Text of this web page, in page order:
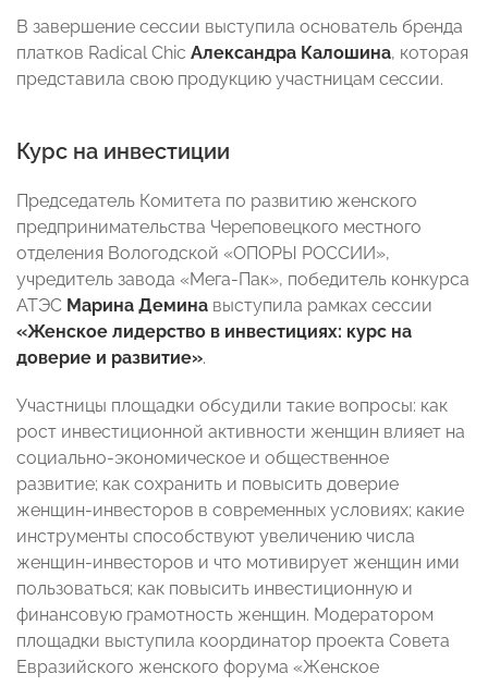
В завершение сессии выступила основатель бренда
платков Radical Chic Александра Калошина, которая
представила свою продукцию участницам сессии.
Курс на инвестиции
Председатель Комитета по развитию женского
предпринимательства Череповецкого местного
отделения Вологодской «ОПОРЫ РОССИИ»,
учредитель завода «Мега-Пак», победитель конкурса
АТЭС Марина Демина выступила рамках сессии
«Женское лидерство в инвестициях: курс на
доверие и развитие».
Участницы площадки обсудили такие вопросы: как
рост инвестиционной активности женщин влияет на
социально-экономическое и общественное
развитие; как сохранить и повысить доверие
женщин-инвесторов в современных условиях; какие
инструменты способствуют увеличению числа
женщин-инвесторов и что мотивирует женщин ими
пользоваться; как повысить инвестиционную и
финансовую грамотность женщин. Модератором
площадки выступила координатор проекта Совета
Евразийского женского форума «Женское